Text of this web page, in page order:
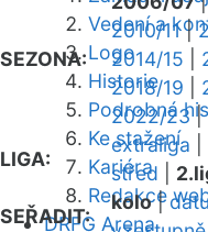
Vedení a
Logo
Historie
Podrobná
Ke stažení
Kariéra
Redakce
DRFG Arena
SEZONA:
2010/11|
2014/15
2018/19
2022/23|
LIGA:
extraliga
střed
SEŘADIT:
kolo|